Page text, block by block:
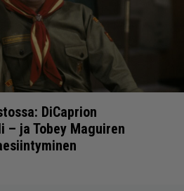
DiCaprion
– ja Tobey Maguiren